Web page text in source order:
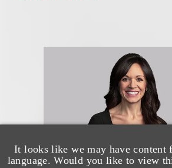
It looks like we may have content
language. Would you like to view